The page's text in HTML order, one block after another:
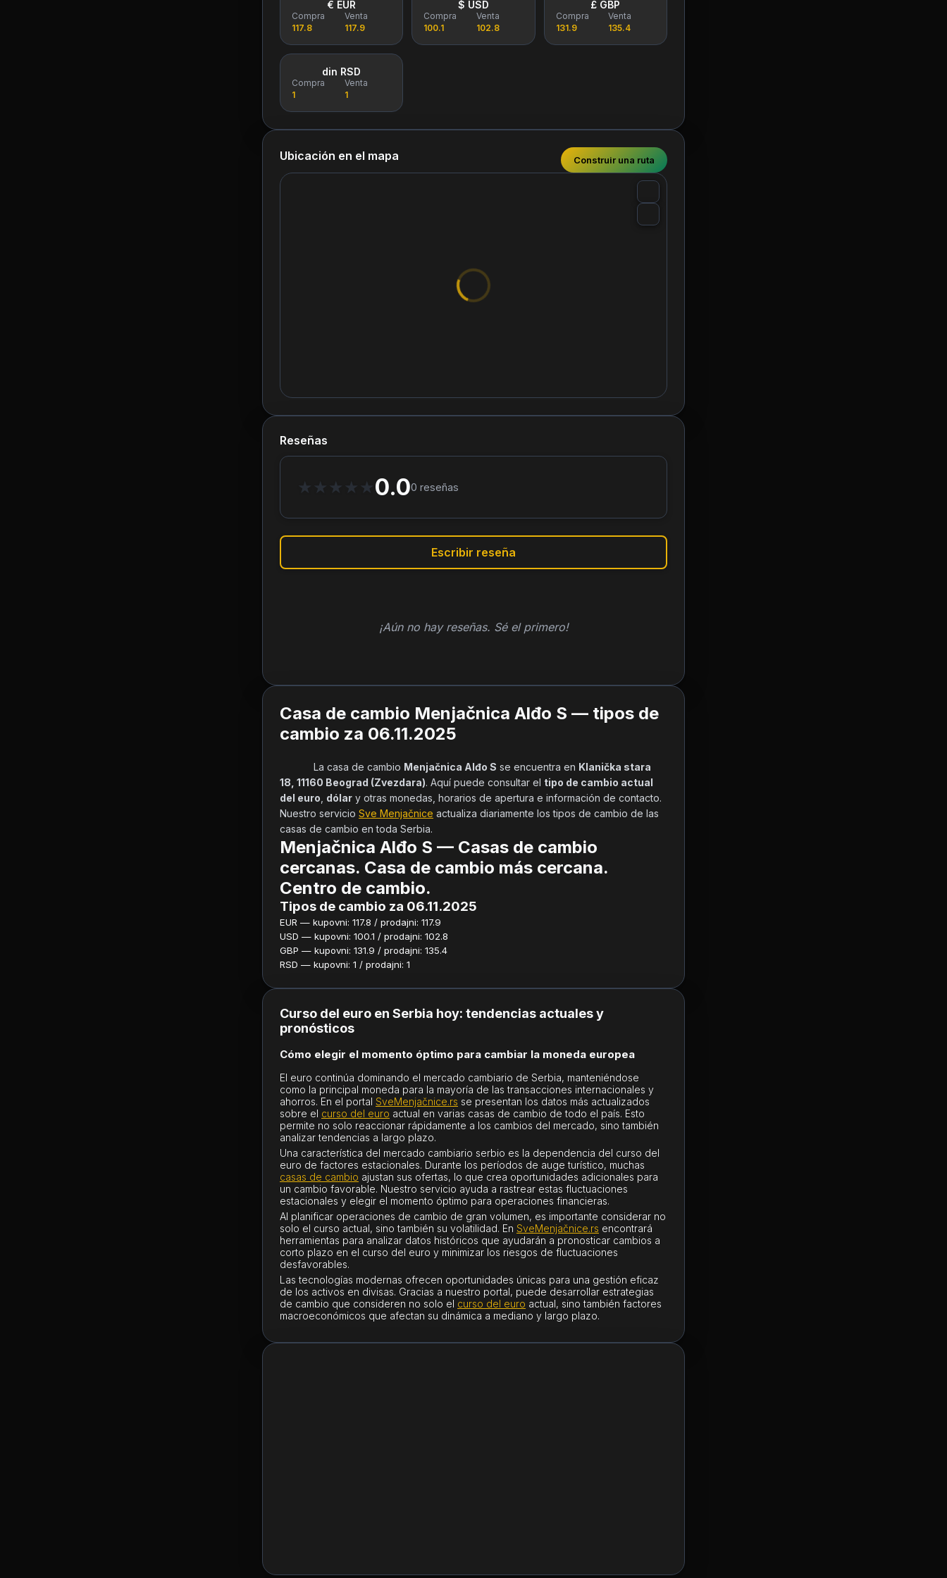
€ EUR
Compra
117.8
Venta
117.9
$ USD
Compra
100.1
Venta
102.8
£ GBP
Compra
131.9
Venta
135.4
din RSD
Compra
1
Venta
1
Ubicación en el mapa Construir una ruta
Reseñas
★ ★ ★ ★ ★0.00 reseñas
Escribir reseña
¡Aún no hay reseñas. Sé el primero!
Casa de cambio Menjačnica Alđo S — tipos de
cambio za 06.11.2025
            La casa de cambio
Menjačnica Alđo S se encuentra en Klanička stara
18, 11160 Beograd (Zvezdara). Aquí puede consultar el tipo de cambio actual
del euro dólar y otras monedas, horarios de apertura e información de contacto.
Nuestro servicio Sve Menjačnice actualiza diariamente los tipos de cambio de las
casas de cambio en toda Serbia.
Menjačnica Alđo S — Casas de cambio
cercanas. Casa de cambio más cercana.
Centro de cambio.
Tipos de cambio za 06.11.2025
EUR — kupovni: 117.8 / prodajni: 117.9
USD — kupovni: 100.1 / prodajni: 102.8
GBP — kupovni: 131.9 / prodajni: 135.4
RSD — kupovni: 1 / prodajni: 1
Curso del euro en Serbia hoy: tendencias actuales y
pronósticos
Cómo elegir el momento óptimo para cambiar la moneda europea
El euro continúa dominando el mercado cambiario de Serbia, manteniéndose
como la principal moneda para la mayoría de las transacciones internacionales y
ahorros. En el portal SveMenjačnice.rs se presentan los datos más actualizados
sobre el curso del euro actual en varias casas de cambio de todo el país. Esto
permite no solo reaccionar rápidamente a los cambios del mercado, sino también
analizar tendencias a largo plazo.
Una característica del mercado cambiario serbio es la dependencia del curso del
euro de factores estacionales. Durante los períodos de auge turístico, muchas
casas de cambio ajustan sus ofertas, lo que crea oportunidades adicionales para
un cambio favorable. Nuestro servicio ayuda a rastrear estas fluctuaciones
estacionales y elegir el momento óptimo para operaciones financieras.
Al planificar operaciones de cambio de gran volumen, es importante considerar no
solo el curso actual, sino también su volatilidad. En SveMenjačnice.rs encontrará
herramientas para analizar datos históricos que ayudarán a pronosticar cambios a
corto plazo en el curso del euro y minimizar los riesgos de fluctuaciones
desfavorables.
Las tecnologías modernas ofrecen oportunidades únicas para una gestión eficaz
de los activos en divisas. Gracias a nuestro portal, puede desarrollar estrategias
de cambio que consideren no solo el curso del euro actual, sino también factores
macroeconómicos que afectan su dinámica a mediano y largo plazo.